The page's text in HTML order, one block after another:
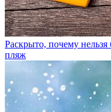
Раскрыто, почему
пляж